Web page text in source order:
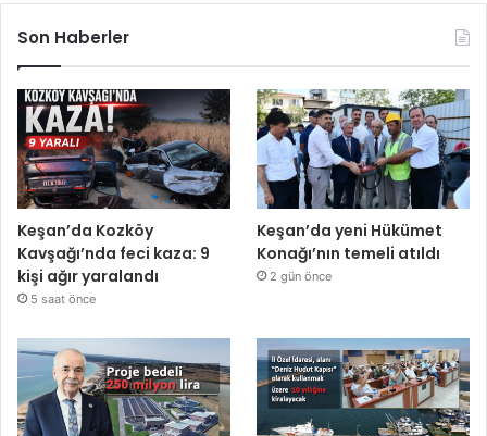
Son Haberler
Keşan’da Kozköy
Kavşağı’nda feci kaza: 9
kişi ağır yaralandı
5 saat önce
Keşan’da yeni Hükümet
Konağı’nın temeli atıldı
2 gün önce